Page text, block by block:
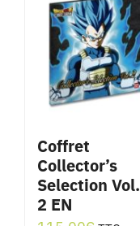
Coffret
Collector’s
Selection Vol.
2 EN